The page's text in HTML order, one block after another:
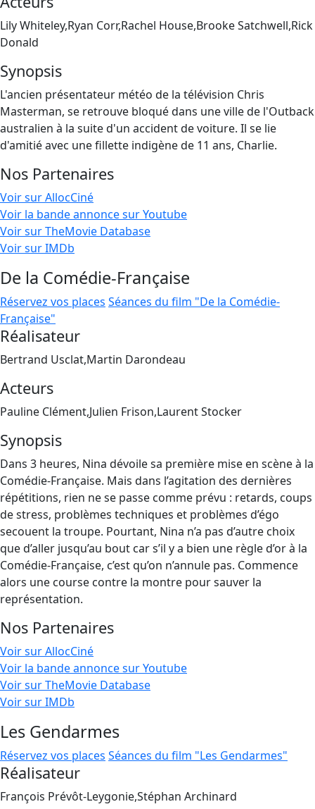
Lily Whiteley,Ryan Corr,Rachel House,Brooke Satchwell,Rick
Donald
Synopsis
L'ancien présentateur météo de la télévision Chris
Masterman, se retrouve bloqué dans une ville de l'Outback
australien à la suite d'un accident de voiture. Il se lie
d'amitié avec une fillette indigène de 11 ans, Charlie.
Nos Partenaires
Voir sur AllocCiné
Voir la bande annonce sur Youtube
Voir sur TheMovie Database
Voir sur IMDb
De la Comédie-Française
Réservez vos places Séances du film "De la Comédie-
Française"
Réalisateur
Bertrand Usclat,Martin Darondeau
Acteurs
Pauline Clément,Julien Frison,Laurent Stocker
Synopsis
Dans 3 heures, Nina dévoile sa première mise en scène à la
Comédie-Française. Mais dans l’agitation des dernières
répétitions, rien ne se passe comme prévu : retards, coups
de stress, problèmes techniques et problèmes d’égo
secouent la troupe. Pourtant, Nina n’a pas d’autre choix
que d’aller jusqu’au bout car s’il y a bien une règle d’or à la
Comédie-Française, c’est qu’on n’annule pas. Commence
alors une course contre la montre pour sauver la
représentation.
Nos Partenaires
Voir sur AllocCiné
Voir la bande annonce sur Youtube
Voir sur TheMovie Database
Voir sur IMDb
Les Gendarmes
Réservez vos places Séances du film "Les Gendarmes"
Réalisateur
François Prévôt-Leygonie,Stéphan Archinard